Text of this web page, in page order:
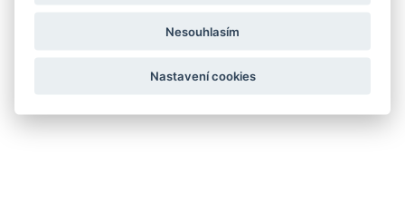
Nesouhlasím
Nastavení cookies